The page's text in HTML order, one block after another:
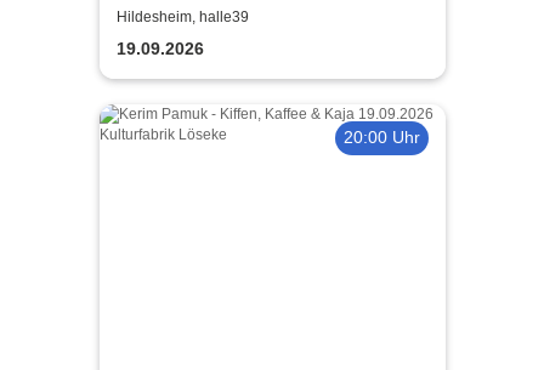
Schwanensee - Jenseits der
Bühne mit live Streichquartett
Hildesheim, halle39
19.09.2026
20:00 Uhr